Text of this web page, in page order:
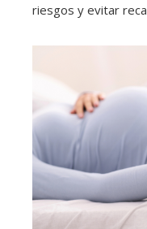
riesgos y evitar